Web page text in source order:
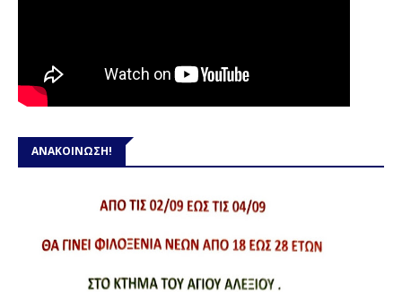
ΑΝΑΚΟΙΝΩΣΗ!